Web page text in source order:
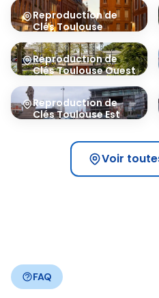
Reproduction de
ClésToulouse
31000
Reproduction de
ClésToulouse Ouest
31300
Reproduction de
ClésToulouse Est
Voir
FAQ